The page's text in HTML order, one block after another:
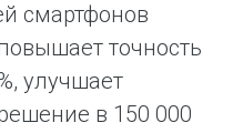
смартфонов
точность
улучшает
в 150 000